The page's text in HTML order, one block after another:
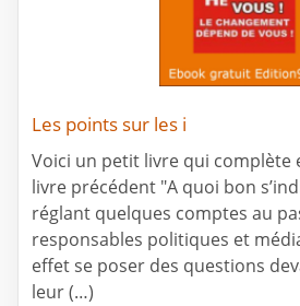
Les points sur les i
Voici un petit livre qui complète
livre précédent "A quoi bon
réglant quelques comptes au
responsables politiques et
effet se poser des questions
leur (…)